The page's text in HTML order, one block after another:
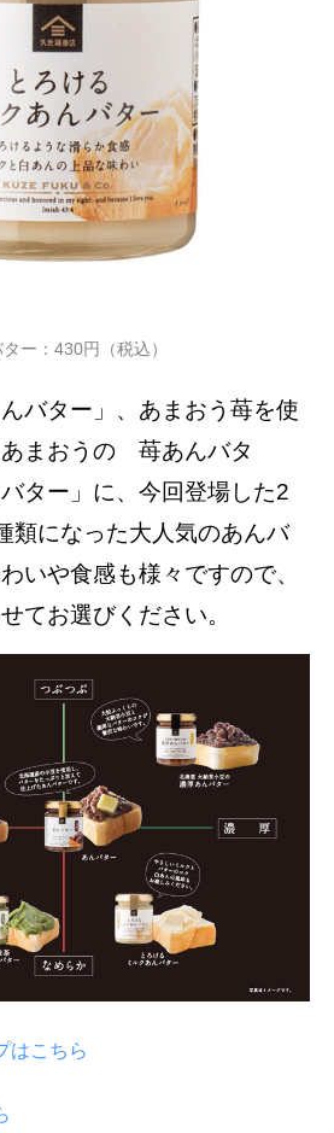
ー：430円（税込）
バター」、あまおう苺を使
あまおうの 苺あんバタ
ター」に、今回登場した2
類になった大人気のあんバ
いや食感も様々ですので、
てお選びください。
はこちら